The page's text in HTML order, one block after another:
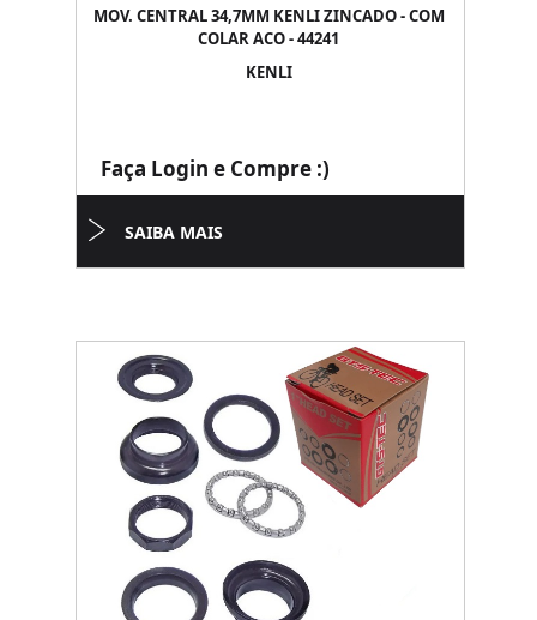
MOV. CENTRAL 34,7MM KENLI ZINCADO - COM
COLAR ACO - 44241
KENLI
Faça Login e Compre :)
SAIBA MAIS